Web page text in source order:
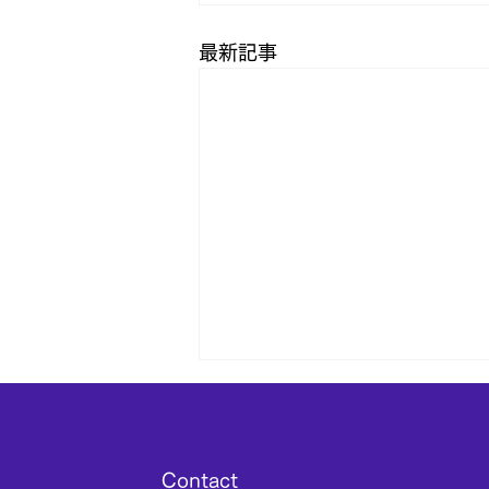
最新記事
​Contact